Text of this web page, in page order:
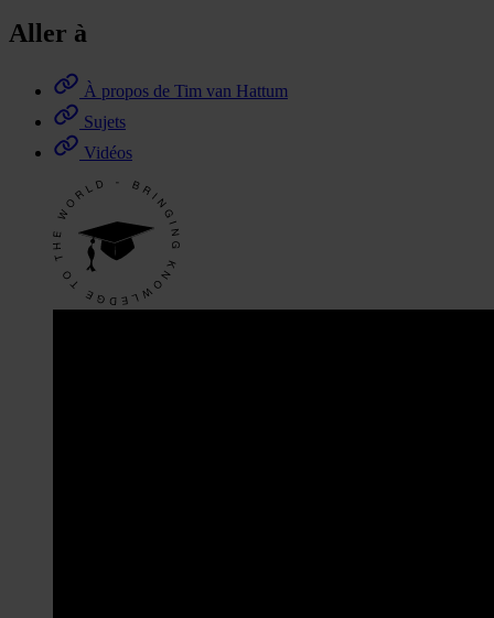
Aller à
À propos de Tim van Hattum
Sujets
Vidéos